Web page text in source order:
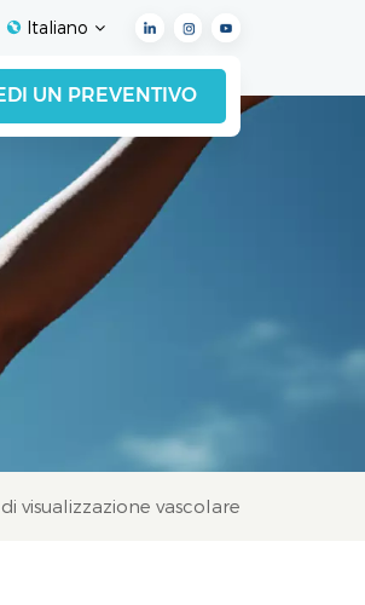
Italiano
UN PREVENTIVO
visualizzazione vascolare